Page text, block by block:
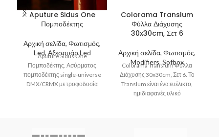
Aputure Sidus One
Πομποδέκτης
Αρχική σελίδα, Φωτισμός,
Led, Αξεσουάρ Led
Aputure Sidus One
Πομποδέκτης. Ασύρματος
πομποδέκτης single-universe
DMX/CRMX με τροφοδοσία
Colorama Translum
Φύλλα Διάχυσης
30x30cm, Σετ 6
Αρχική σελίδα, Φωτισμός,
Modifiers, Sofbox
Colorama Translum Φύλλα
Διάχυσης 30x30cm, Σετ 6. Το
Translum είναι ένα ευέλικτο,
ημιδιαφανές υλικό